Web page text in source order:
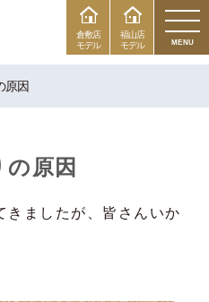
福山店
モデル
倉敷店
モデル
MENU
原因
の原因
きましたが、皆さんいか